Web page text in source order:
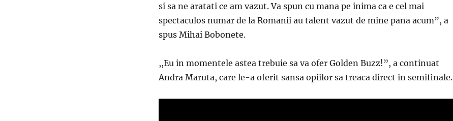
si sa ne aratati ce am vazut. Va spun cu mana pe inima ca e cel mai
spectaculos numar de la Romanii au talent vazut de mine pana acum”, a
spus Mihai Bobonete.
,,Eu in momentele astea trebuie sa va ofer Golden Buzz!”, a continuat
Andra Maruta, care le-a oferit sansa opiilor sa treaca direct in semifinale.